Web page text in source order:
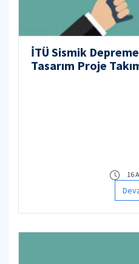
İTÜ Sismik
Tasarım Proje
16